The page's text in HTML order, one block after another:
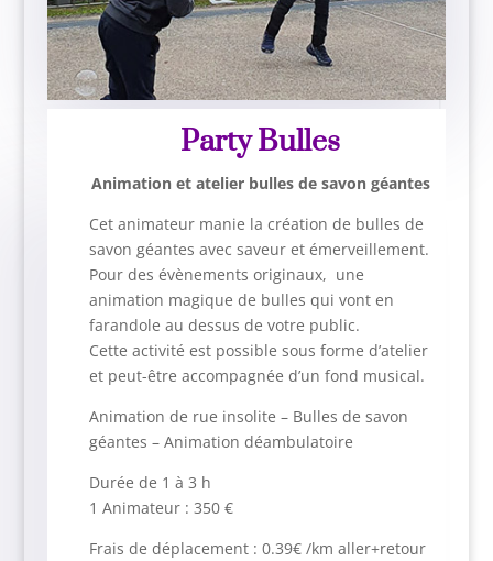
Party Bulles
Animation et atelier bulles de savon géantes
Cet animateur manie la création de bulles de
savon géantes avec saveur et émerveillement.
Pour des évènements originaux, une
animation magique de bulles qui vont en
farandole au dessus de votre public.
Cette activité est possible sous forme d’atelier
et peut-être accompagnée d’un fond musical.
Animation de rue insolite – Bulles de savon
géantes – Animation déambulatoire
Durée de 1 à 3 h
1 Animateur : 350 €
Frais de déplacement : 0.39€ /km aller+retour